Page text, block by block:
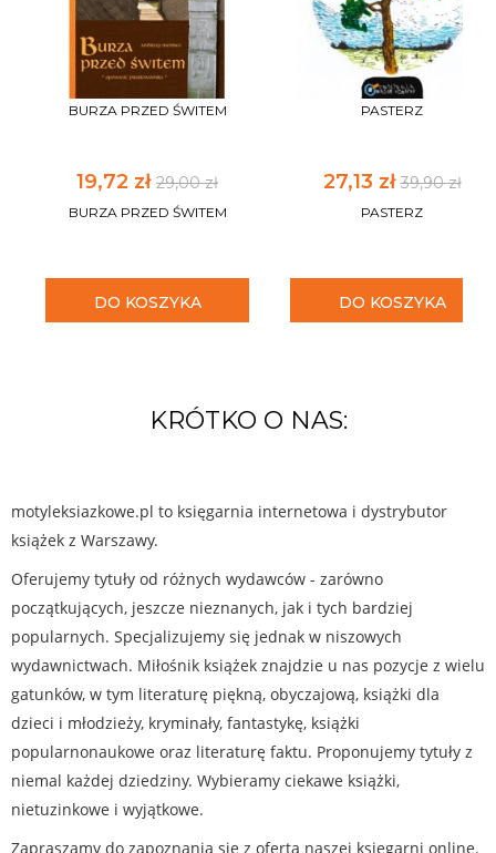
BURZA PRZED ŚWITEM
19,72 zł 29,00 zł
BURZA PRZED ŚWITEM
DO KOSZYKA
PASTERZ
27,13 zł39,90 zł
PASTERZ
DO KOSZYKA
KRÓTKO O NAS:
motyleksiazkowe.pl to księgarnia internetowa i dystrybutor
książek z Warszawy.
Oferujemy tytuły od różnych wydawców - zarówno
początkujących, jeszcze nieznanych, jak i tych bardziej
popularnych. Specjalizujemy się jednak w niszowych
wydawnictwach. Miłośnik książek znajdzie u nas pozycje z wielu
gatunków, w tym literaturę piękną, obyczajową, książki dla
dzieci i młodzieży, kryminały, fantastykę, książki
popularnonaukowe oraz literaturę faktu. Proponujemy tytuły z
niemal każdej dziedziny. Wybieramy ciekawe książki,
nietuzinkowe i wyjątkowe.
Zapraszamy do zapoznania się z ofertą naszej księgarni online.